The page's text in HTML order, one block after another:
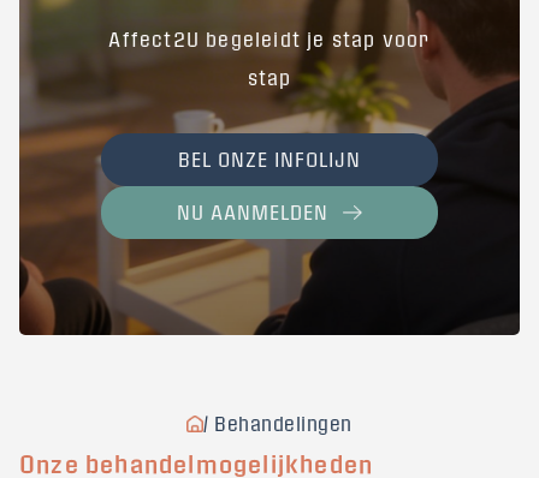
Affect2U begeleidt je stap voor
stap
BEL ONZE INFOLIJN
NU AANMELDEN
/ Behandelingen
Onze behandelmogelijkheden